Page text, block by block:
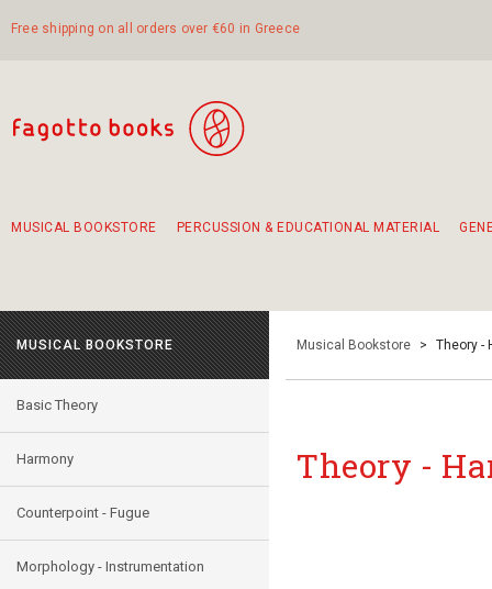
Free shipping on all orders over €60 in Greece
MUSICAL BOOKSTORE PERCUSSION & EDUCATIONAL MATERIAL
MUSICAL BOOKSTORE
Basic Theory
Harmony
Counterpoint - Fugue
Morphology - Instrumentation
Musical Bookstore > Theory -
Theory -